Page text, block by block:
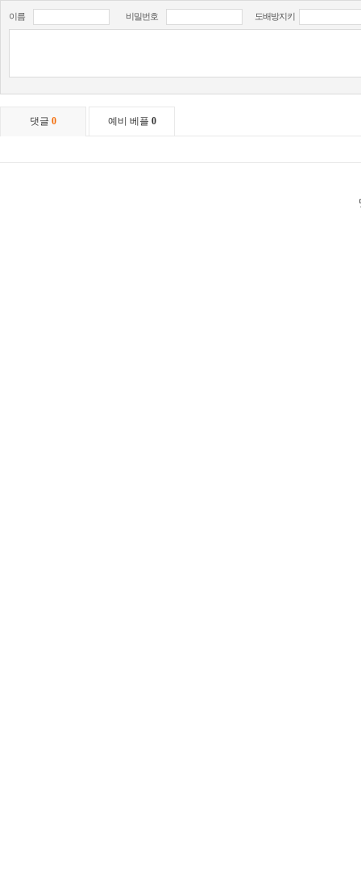
이름 비밀번호 도배방지키
댓글 0 예비 베플 0